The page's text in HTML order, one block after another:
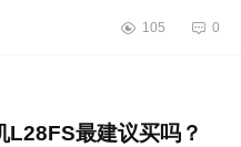
帝油烟机哪个质量好 海
105 0
L28FS最建议买吗？